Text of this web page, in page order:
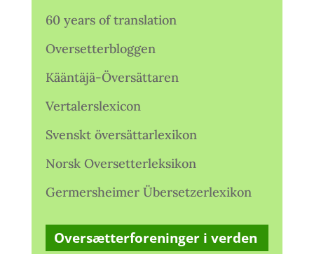
60 years of translation
Oversetterbloggen
Kääntäjä-Översättaren
Vertalerslexicon
Svenskt översättarlexikon
Norsk Oversetterleksikon
Germersheimer Übersetzerlexikon
Oversætterforeninger i verden